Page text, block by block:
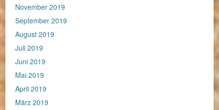
November 2019
September 2019
August 2019
Juli 2019
Juni 2019
Mai 2019
April 2019
März 2019